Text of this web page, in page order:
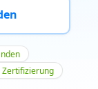
Zertifizierung